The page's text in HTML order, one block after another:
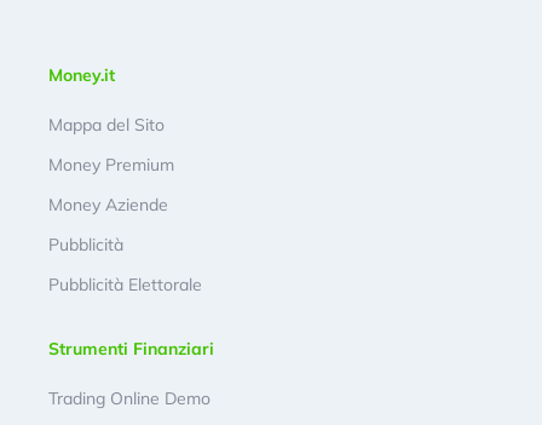
Money.it
Mappa del Sito
Money Premium
Money Aziende
Pubblicità
Pubblicità Elettorale
Strumenti Finanziari
Trading Online Demo